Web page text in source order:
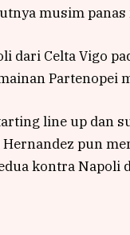
musim panas
dari Celta Vigo
Partenopei
line up dan
pun
kontra Napoli